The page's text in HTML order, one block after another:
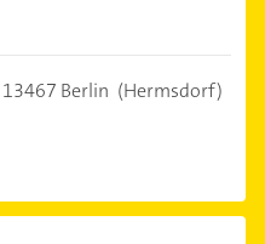
13467 Berlin (Hermsdorf)